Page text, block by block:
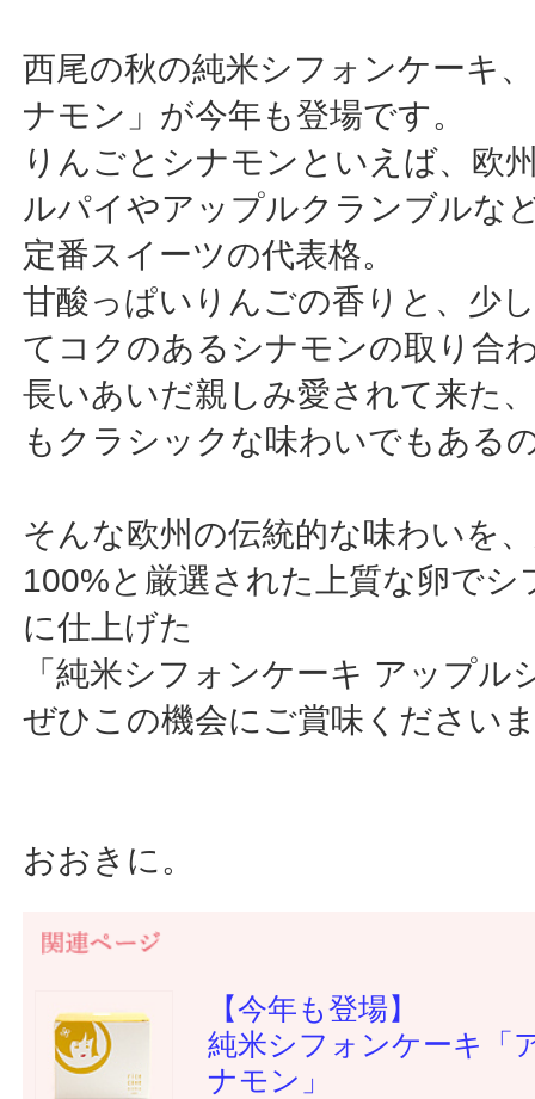
西尾の秋の純米シフォンケーキ
ナモン」が今年も登場です。
りんごとシナモンといえば、欧
ルパイやアップルクランブルな
定番スイーツの代表格。
甘酸っぱいりんごの香りと、少
てコクのあるシナモンの取り合
長いあいだ親しみ愛されて来た
もクラシックな味わいでもある
そんな欧州の伝統的な味わいを
100%と厳選された上質な卵でシ
に仕上げた
「純米シフォンケーキ アップル
ぜひこの機会にご賞味ください
おおきに。
【今年も登場】
純米シフォンケーキ「
ナモン」